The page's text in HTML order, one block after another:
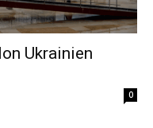
Ukrainien
0